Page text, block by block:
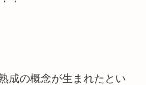
成の概念が生まれたとい